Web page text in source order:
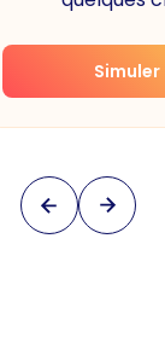
Simuler